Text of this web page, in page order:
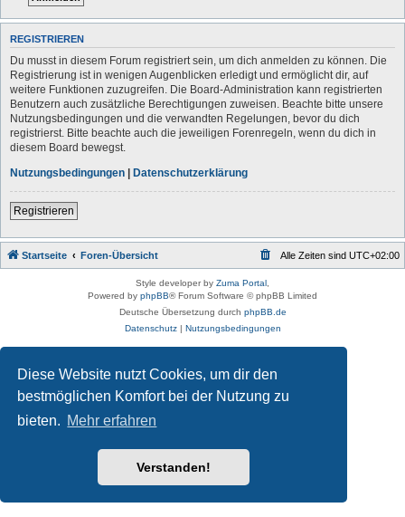
Diese Website nutzt Cookies, um dir den
bestmöglichen Komfort bei der Nutzung zu
bieten. Mehr erfahren
Verstanden!
REGISTRIEREN
Du musst in diesem Forum registriert sein, um dich anmelden zu können. Die
Registrierung ist in wenigen Augenblicken erledigt und ermöglicht dir, auf
weitere Funktionen zuzugreifen. Die Board-Administration kann registrierten
Benutzern auch zusätzliche Berechtigungen zuweisen. Beachte bitte unsere
Nutzungsbedingungen und die verwandten Regelungen, bevor du dich
registrierst. Bitte beachte auch die jeweiligen Forenregeln, wenn du dich in
diesem Board bewegst.
Nutzungsbedingungen | Datenschutzerklärung
Registrieren
Startseite Foren-Übersicht Alle Zeiten sind UTC+02:00
Style developer by Zuma Portal
Powered by phpBB® Forum Software © phpBB Limited
Deutsche Übersetzung durch phpBB.de
Datenschutz| Nutzungsbedingungen